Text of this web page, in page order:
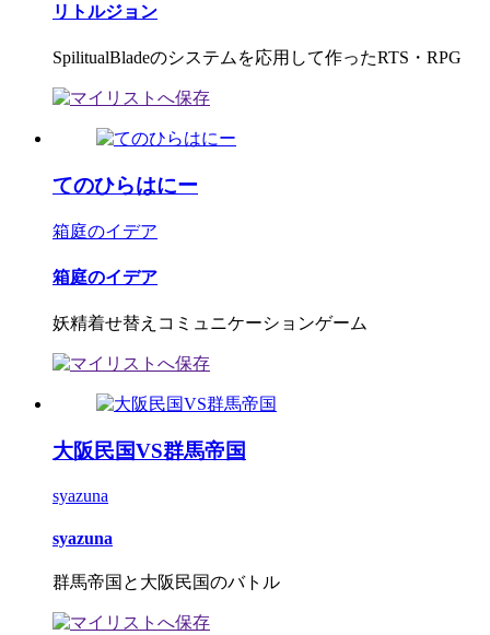
リトルジョン
SpilitualBladeのシステムを応用して作ったRTS・RPG
てのひらはにー
箱庭のイデア
箱庭のイデア
妖精着せ替えコミュニケーションゲーム
大阪民国VS群馬帝国
syazuna
syazuna
群馬帝国と大阪民国のバトル